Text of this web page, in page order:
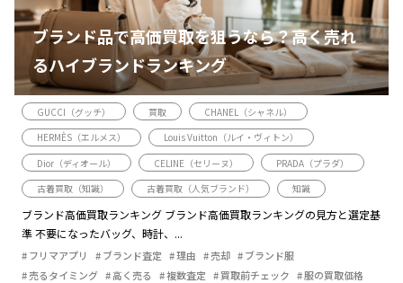
ブランド品で高価買取を狙うなら？高く売れ
るハイブランドランキング
GUCCI（グッチ） 買取
CHANEL（シャネル）
HERMÈS（エルメス）
Louis Vuitton（ルイ・ヴィトン）
Dior（ディオール）
CELINE（セリーヌ）
PRADA（プラダ）
古着買取（知識）
古着買取（人気ブランド） 知識
ブランド高価買取ランキング ブランド高価買取ランキングの見方と選定基
準 不要になったバッグ、時計、...
フリマアプリ ブランド査定 理由 売却
ブランド服
売るタイミング
高く売る 複数査定 買取前チェック
服の買取価格